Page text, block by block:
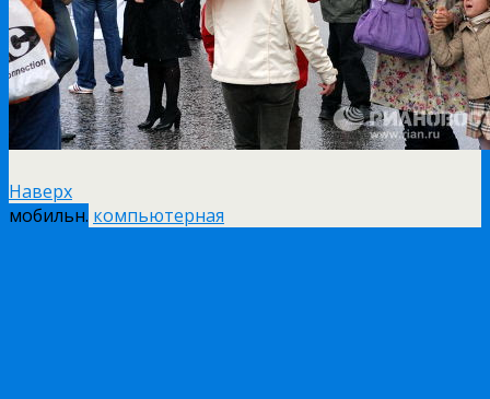
Наверх
мобильн. компьютерная